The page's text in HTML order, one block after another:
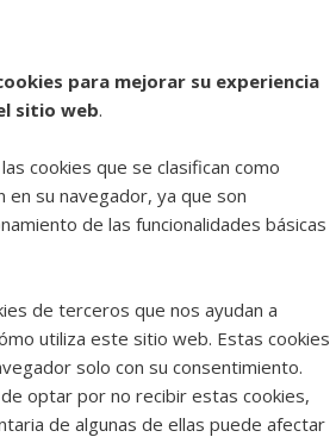
para mejorar su experiencia
sitio web.
cookies que se clasifican como
en su navegador, ya que son
de las funcionalidades básicas
de terceros que nos ayudan a
utiliza este sitio web. Estas cookies
solo con su consentimiento.
optar por no recibir estas cookies,
de algunas de ellas puede afectar